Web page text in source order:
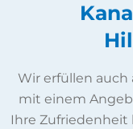
Wir erfüllen
mit einem
Ihre Zufriedenheit